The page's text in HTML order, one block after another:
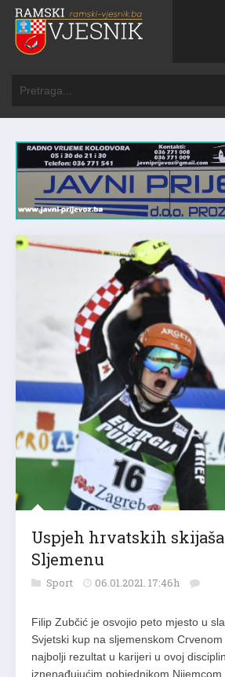
Uspjeh hrvatskih
Sljemenu
Sport 06.01.2021. 17:46h
Filip Zubčić je osvojio peto mjesto u
Svjetski kup na sljemenskom
najbolji rezultat u karijeri u ovoj
iznenađujućim pobjednikom Nijemcom